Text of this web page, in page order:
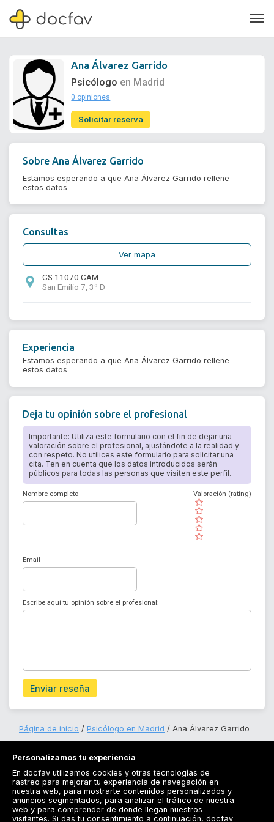
Soporte
¿Eres un doctor?
Ana Álvarez Garrido
Psicólogo en Madrid
0 opiniones
Solicitar reserva
SobreAna Álvarez Garrido
Estamos esperando a que Ana Álvarez Garrido rellene
estos datos
Consultas
Ver mapa
CS 11070 CAM
San Emilio 7, 3º D
Experiencia
Estamos esperando a que Ana Álvarez Garrido rellene
estos datos
Deja tu opinión sobre el profesional
Importante: Utiliza este formulario con el fin de dejar una
valoración sobre el profesional, ajustándote a la realidad y
con respeto. No utilices este formulario para solicitar una
cita. Ten en cuenta que los datos introducidos serán
públicos para todas las personas que visiten este perfil.
Nombre completo
( )
( )
( )
( )
( )
Valoración (rating)
Email
Escribe aquí tu opinión sobre el profesional:
Enviar reseña
Página de inicio Psicólogo en Madrid Ana Álvarez Garrido
Registrarse
Personalizamos tu experiencia
En docfav utilizamos cookies y otras tecnologías de
rastreo para mejorar tu experiencia de navegación en
nuestra web, para mostrarte contenidos personalizados y
anuncios segmentados, para analizar el tráfico de nuestra
web y para comprender de donde llegan nuestros
visitantes. Si das tu consentimiento a continuación, docfav